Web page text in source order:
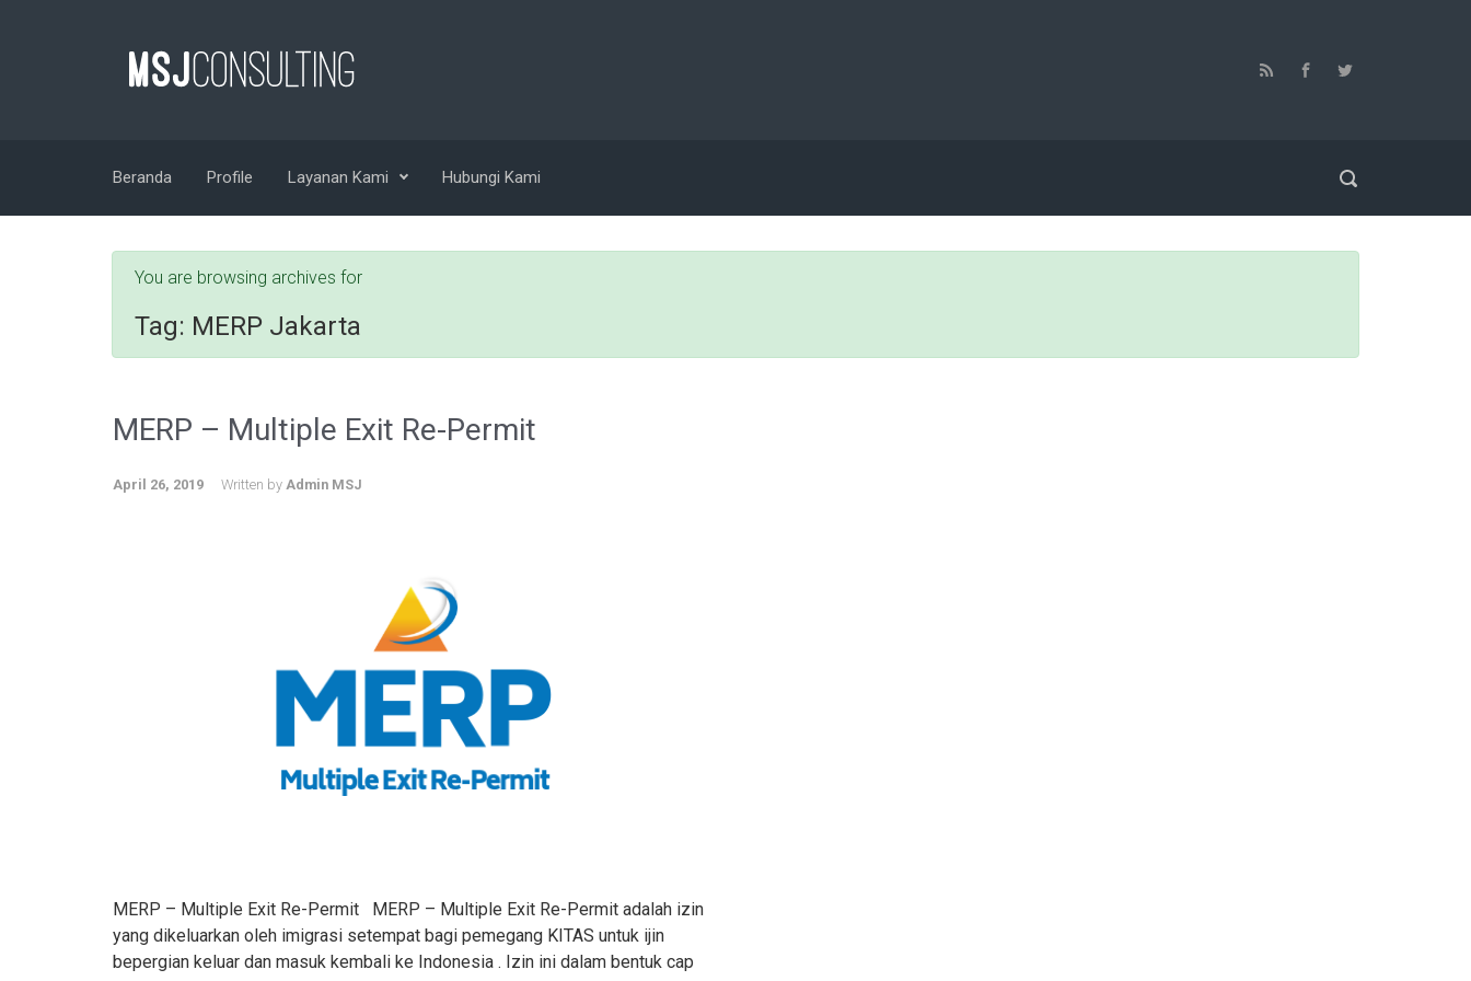
Beranda Profile Layanan Kami Hubungi Kami
You are browsing archives for
Tag: MERP Jakarta
MERP – Multiple Exit Re-Permit
April 26, 2019 Written by Admin MSJ
MERP – Multiple Exit Re-Permit MERP – Multiple Exit Re-Permit adalah izin
yang dikeluarkan oleh imigrasi setempat bagi pemegang KITAS untuk ijin
bepergian keluar dan masuk kembali ke Indonesia . Izin ini dalam bentuk cap